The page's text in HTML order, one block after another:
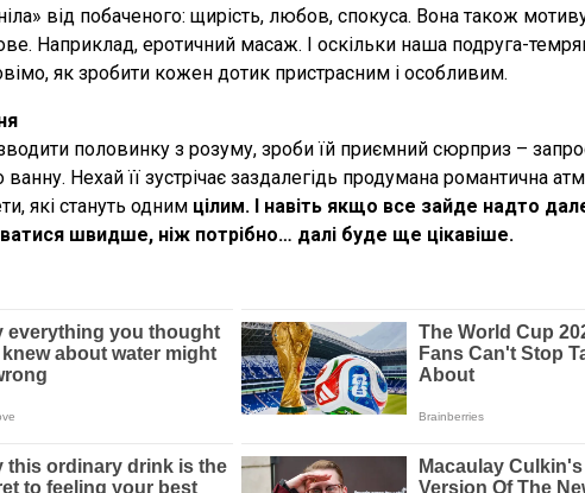
від побаченого: щирість, любов, спокуса. Вона також
Наприклад, еротичний масаж. І оскільки наша подруга-
як зробити кожен дотик пристрасним і особливим.
половинку з розуму, зроби їй приємний сюрприз –
Нехай її зустрічає заздалегідь продумана романтична
які стануть одним цілим. І навіть якщо все зайде надто
швидше, ніж потрібно… далі буде ще цікавіше.